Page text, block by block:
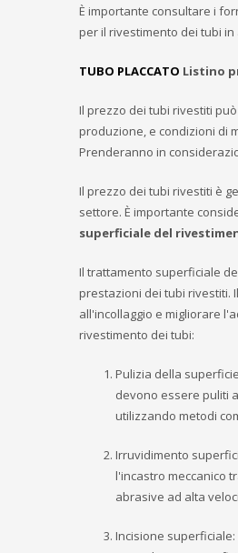
È importante consultare i
per il rivestimento dei tubi in
TUBO PLACCATO Listino
Il prezzo dei tubi rivestiti
produzione, e condizioni di
Prenderanno in
Il prezzo dei tubi rivestiti è
settore. È importante
superficiale del
Il trattamento superficiale
prestazioni dei tubi rivestiti.
all'incollaggio e migliorare
rivestimento dei tubi:
Pulizia della
devono essere puliti
utilizzando metodi
Irruvidimento
l'incastro meccanico
abrasive ad alta
Incisione